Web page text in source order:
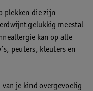
plekken die zijn
gelukkig meestal
kan op alle
peuters, kleuters en
je kind overgevoelig